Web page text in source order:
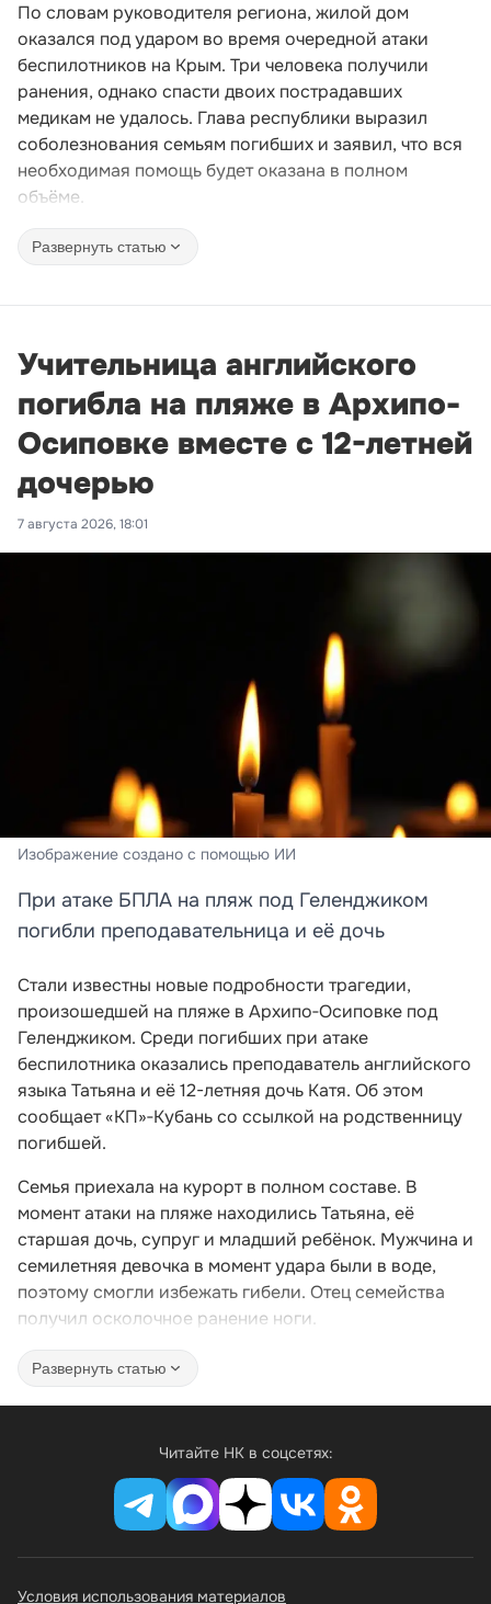
По словам руководителя региона, жилой дом
оказался под ударом во время очередной атаки
беспилотников на Крым. Три человека получили
ранения, однако спасти двоих пострадавших
медикам не удалось. Глава республики выразил
соболезнования семьям погибших и заявил, что вся
необходимая помощь будет оказана в полном
объёме.
Развернуть статью
Учительница английского
погибла на пляже в Архипо-
Осиповке вместе с 12-летней
дочерью
7 августа 2026, 18:01
Изображение создано с помощью ИИ
При атаке БПЛА на пляж под Геленджиком
погибли преподавательница и её дочь
Стали известны новые подробности трагедии,
произошедшей на пляже в Архипо‑Осиповке под
Геленджиком. Среди погибших при атаке
беспилотника оказались преподаватель английского
языка Татьяна и её 12-летняя дочь Катя. Об этом
сообщает «КП»‑Кубань со ссылкой на родственницу
погибшей.
Семья приехала на курорт в полном составе. В
момент атаки на пляже находились Татьяна, её
старшая дочь, супруг и младший ребёнок. Мужчина и
семилетняя девочка в момент удара были в воде,
поэтому смогли избежать гибели. Отец семейства
получил осколочное ранение ноги.
Развернуть статью
Читайте НК в соцсетях:
Условия использования материалов